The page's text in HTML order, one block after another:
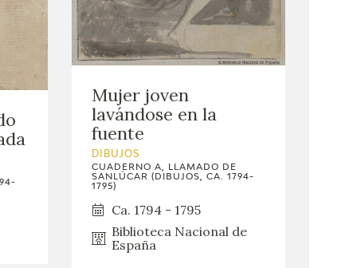
Mujer joven
lavándose en la
fuente
DIBUJOS
CUADERNO A, LLAMADO DE
SANLÚCAR (DIBUJOS, CA. 1794-
1795)
Ca. 1794 - 1795
Biblioteca Nacional de
España